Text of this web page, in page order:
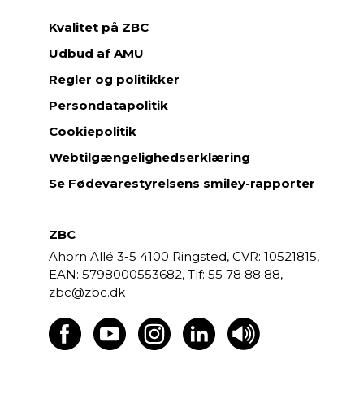
Kvalitet på ZBC
Udbud af AMU
Regler og politikker
Persondatapolitik
Cookiepolitik
Webtilgængelighedserklæring
Se Fødevarestyrelsens smiley-rapporter
ZBC
Ahorn Allé 3-5 4100 Ringsted, CVR: 10521815,
EAN: 5798000553682,
55 78 88 88,
zbc@zbc.dk